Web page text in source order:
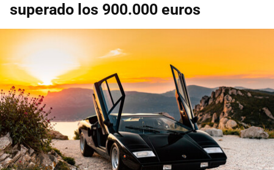
superado los 900.000 euros